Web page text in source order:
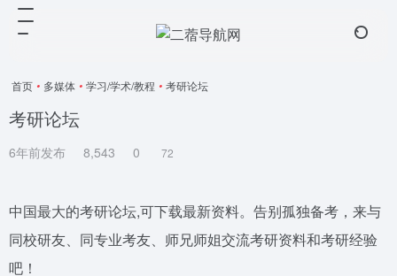
首页 • 多媒体 • 学习/学术/教程 • 考研论坛
考研论坛
6年前发布 8,543 0 72
中国最大的考研论坛,可下载最新资料。告别孤独备考，来与
同校研友、同专业考友、师兄师姐交流考研资料和考研经验
吧！